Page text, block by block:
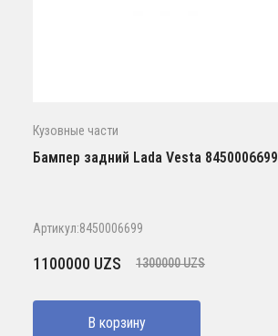
Кузовные части
Бампер задний Lada Vesta 8450006699
Артикул:8450006699
1300000UZS
Первоначальная
составляла
1300000 UZS.
1100000 UZS
Текущая
1100000 UZS.
В корзину